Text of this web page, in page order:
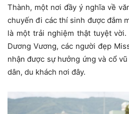
Thành, một nơi đầy ý nghĩa về
chuyến đi các thí sinh được đắm
là một trải nghiệm thật tuyệt
Dương Vương, các người đẹp
nhận được sự hưởng ứng và cổ
dân, du khách nơi đây.